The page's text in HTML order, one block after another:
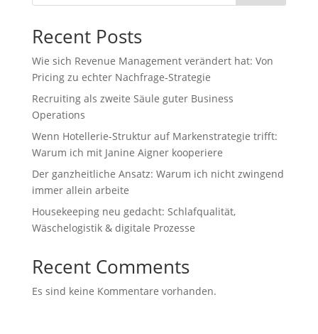
Recent Posts
Wie sich Revenue Management verändert hat: Von
Pricing zu echter Nachfrage‑Strategie
Recruiting als zweite Säule guter Business
Operations
Wenn Hotellerie‑Struktur auf Markenstrategie trifft:
Warum ich mit Janine Aigner kooperiere
Der ganzheitliche Ansatz: Warum ich nicht zwingend
immer allein arbeite
Housekeeping neu gedacht: Schlafqualität,
Wäschelogistik & digitale Prozesse
Recent Comments
Es sind keine Kommentare vorhanden.